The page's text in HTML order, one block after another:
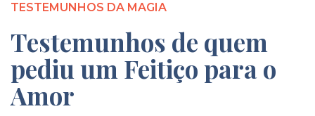
TESTEMUNHOS DA MAGIA
Testemunhos de quem
pediu um Feitiço para o
Amor